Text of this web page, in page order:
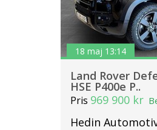
18 maj 13:14
Land Rover
HSE P400e P..
Pris 969 900 kr
Hedin